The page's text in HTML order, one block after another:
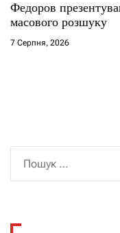
Федоров
масового розшуку
7 Серпня, 2026
к